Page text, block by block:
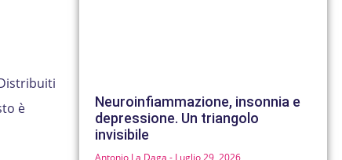
è
Neuroinfiammazione, insonnia e
depressione. Un triangolo
invisibile